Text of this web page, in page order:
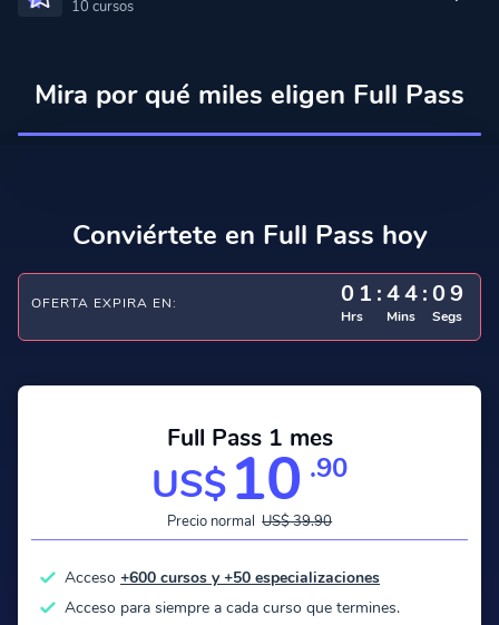
10 cursos
Mira por qué miles eligen Full Pass
Conviértete en Full Pass hoy
OFERTA EXPIRA EN: 01
Hrs
:44
Mins
:08
Segs
Full Pass 1 mes
US$10 .90
Precio normal US$ 39.90
Acceso +600 cursos y +50 especializaciones
Acceso para siempre a cada curso que termines.